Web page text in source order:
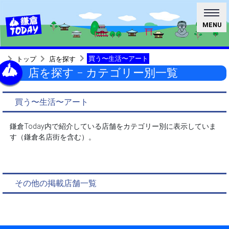
MENU
トップ 店を探す 買う〜生活〜アート
店を探す − カテゴリー別一覧
買う〜生活〜アート
鎌倉Today内で紹介している店舗をカテゴリー別に表示していま
す（鎌倉名店街を含む）。
その他の掲載店舗一覧